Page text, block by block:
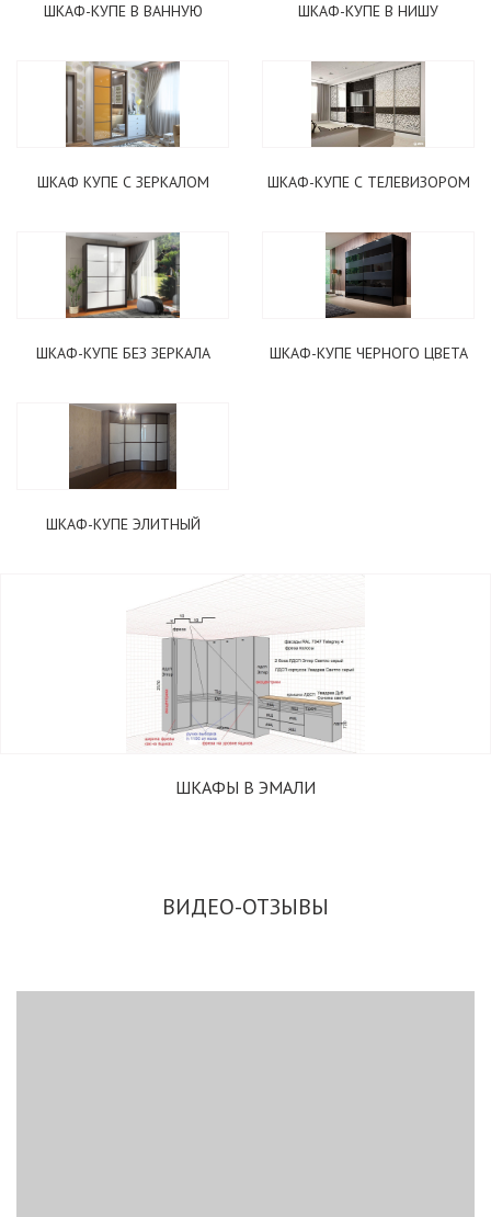
ШКАФ-КУПЕ В ВАННУЮ ШКАФ-КУПЕ В НИШУ
ШКАФ КУПЕ С ЗЕРКАЛОМ ШКАФ-КУПЕ С ТЕЛЕВИЗОРОМ
ШКАФ-КУПЕ БЕЗ ЗЕРКАЛА ШКАФ-КУПЕ ЧЕРНОГО ЦВЕТА
ШКАФ-КУПЕ ЭЛИТНЫЙ
ШКАФЫ В ЭМАЛИ
ВИДЕО-ОТЗЫВЫ